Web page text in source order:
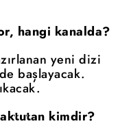
hangi kanalda?
yeni dizi
başlayacak.
kimdir?